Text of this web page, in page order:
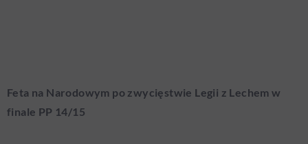
Feta na Narodowym po zwycięstwie Legii z Lechem w
finale PP 14/15